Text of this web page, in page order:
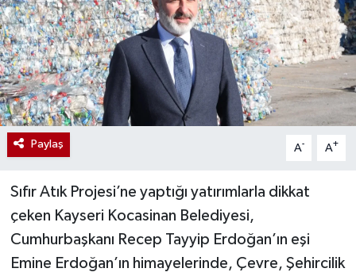
Paylaş A- A+
Sıfır Atık Projesi’ne yaptığı yatırımlarla dikkat
çeken Kayseri Kocasinan Belediyesi,
Cumhurbaşkanı Recep Tayyip Erdoğan’ın eşi
Emine Erdoğan’ın himayelerinde, Çevre, Şehircilik